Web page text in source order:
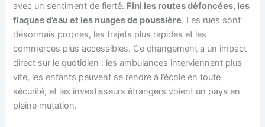
avec un sentiment de fierté. Fini les routes défoncées, les
flaques d’eau et les nuages de poussière. Les rues sont
désormais propres, les trajets plus rapides et les
commerces plus accessibles. Ce changement a un impact
direct sur le quotidien : les ambulances interviennent plus
vite, les enfants peuvent se rendre à l’école en toute
sécurité, et les investisseurs étrangers voient un pays en
pleine mutation.